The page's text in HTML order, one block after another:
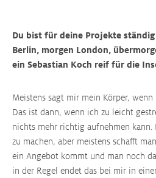
Du bist für deine Projekte
Berlin, morgen London,
ein Sebastian Koch reif für die
Meistens sagt mir mein Körper, wenn
Das ist dann, wenn ich zu leicht
nichts mehr richtig aufnehmen kann.
zu machen, aber meistens schafft
ein Angebot kommt und man noch
in der Regel endet das bei mir in